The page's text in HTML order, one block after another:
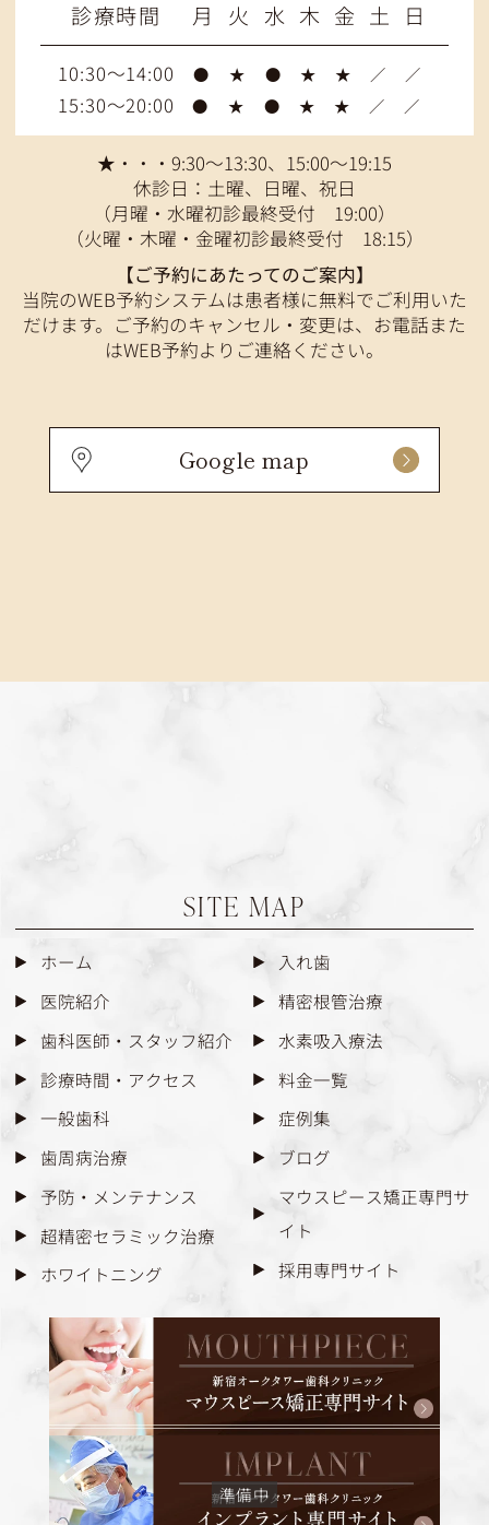
診療時間 月 火 水 木 金 土 日
10:30～14:00 ● ★ ● ★ ★ ／ ／
15:30～20:00 ● ★ ● ★ ★ ／ ／
★・・・9:30～13:30、15:00～19:15
休診日：土曜、日曜、祝日
（月曜・水曜初診最終受付 19:00）
（火曜・木曜・金曜初診最終受付 18:15）
【ご予約にあたってのご案内】
当院のWEB予約システムは患者様に無料でご利用いた
だけます。ご予約のキャンセル・変更は、お電話また
はWEB予約よりご連絡ください。
Google map
SITE MAP
ホーム
医院紹介
歯科医師・スタッフ紹介
診療時間・アクセス
一般歯科
歯周病治療
予防・メンテナンス
超精密セラミック治療
ホワイトニング
入れ歯
精密根管治療
水素吸入療法
料金一覧
症例集
ブログ
マウスピース矯正専門サ
イト
採用専門サイト